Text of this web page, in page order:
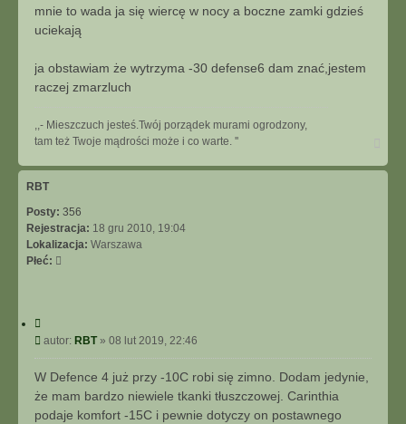
mnie to wada ja się wiercę w nocy a boczne zamki gdzieś
uciekają
ja obstawiam że wytrzyma -30 defense6 dam znać,jestem
raczej zmarzluch
,,- Mieszczuch jesteś.Twój porządek murami ogrodzony,
tam też Twoje mądrości może i co warte. ''
g
RBT
Posty: 356
Rejestracja: 18 gru 2010, 19:04
Lokalizacja: Warszawa
Płeć:
y
j
P
o
s
autor: RBT» 08 lut 2019, 22:46
W Defence 4 już przy -10C robi się zimno. Dodam jedynie,
że mam bardzo niewiele tkanki tłuszczowej. Carinthia
podaje komfort -15C i pewnie dotyczy on postawnego